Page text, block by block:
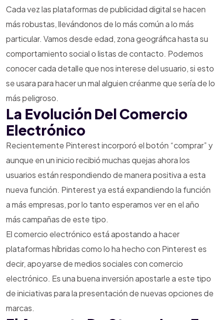
Cada vez las plataformas de publicidad digital se hacen
más robustas, llevándonos de lo más común a lo más
particular. Vamos desde edad, zona geográfica hasta su
comportamiento social o listas de contacto. Podemos
conocer cada detalle que nos interese del usuario, si esto
se usara para hacer un mal alguien créanme que sería de lo
más peligroso.
La Evolución Del Comercio
Electrónico
Recientemente Pinterest incorporó el botón “comprar” y
aunque en un inicio recibió muchas quejas ahora los
usuarios están respondiendo de manera positiva a esta
nueva función. Pinterest ya está expandiendo la función
a más empresas, por lo tanto esperamos ver en el año
más campañas de este tipo.
El comercio electrónico está apostando a hacer
plataformas híbridas como lo ha hecho con Pinterest es
decir, apoyarse de medios sociales con comercio
electrónico. Es una buena inversión apostarle a este tipo
de iniciativas para la presentación de nuevas opciones de
marcas.